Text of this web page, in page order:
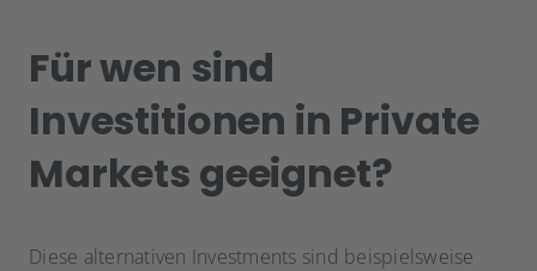
Für wen sind
Investitionen in Private
Markets geeignet?
Diese alternativen Investments sind beispielsweise